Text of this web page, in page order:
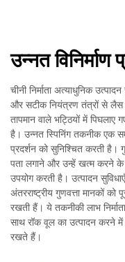
उन्नत विनिर्माण
चीनी निर्माता अत्याधुनिक
और सटीक नियंत्रण तंत्रों से लैस
तापमान वाले भट्ठियों में
है। उन्नत स्पिनिंग तकनीक एक
प्रदर्शन को सुनिश्चित करती है।
पता लगाने और उन्हें खत्म करने के
उपयोग करती है। उत्पादन
अंतरराष्ट्रीय गुणवत्ता मानकों
रखती हैं। ये तकनीकी लाभ
साथ रॉक वूल का उत्पादन करने में
रखते हैं।